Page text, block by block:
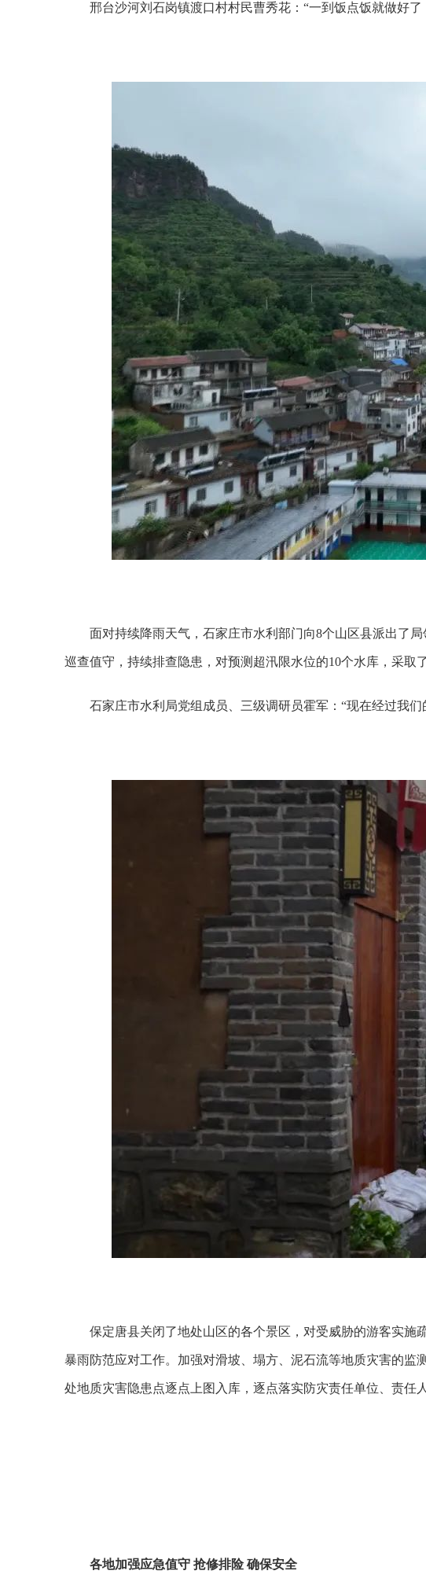
邢台沙河刘石岗镇渡口村村民曹秀花：“一到饭点饭就做好
面对持续降雨天气，石家庄市水利部门向8个山区县派出了
巡查值守，持续排查隐患，对预测超汛限水位的10个水库，采取
石家庄市水利局党组成员、三级调研员霍军：“现在经过我
保定唐县关闭了地处山区的各个景区，对受威胁的游客实
暴雨防范应对工作。加强对滑坡、塌方、泥石流等地质灾害的
处地质灾害隐患点逐点上图入库，逐点落实防灾责任单位、责任
各地加强应急值守 抢修排险 确保安全